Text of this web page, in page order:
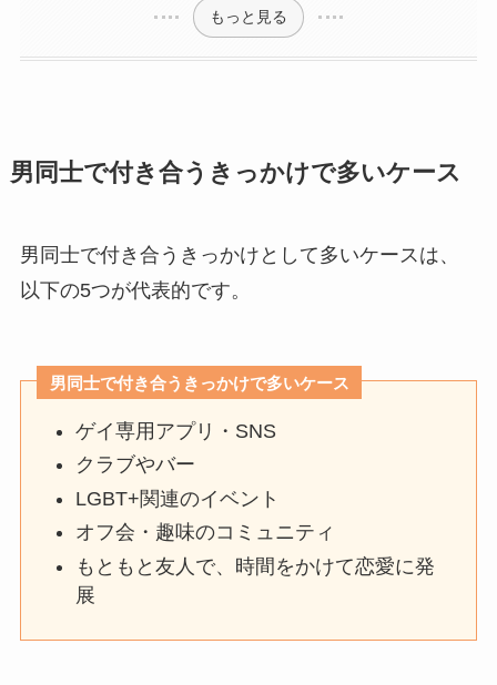
もっと見る
男同士で付き合うきっかけで多いケース
男同士で付き合うきっかけとして多いケースは、
以下の5つが代表的です。
男同士で付き合うきっかけで多いケース
ゲイ専用アプリ・SNS
クラブやバー
LGBT+関連のイベント
オフ会・趣味のコミュニティ
もともと友人で、時間をかけて恋愛に発
展